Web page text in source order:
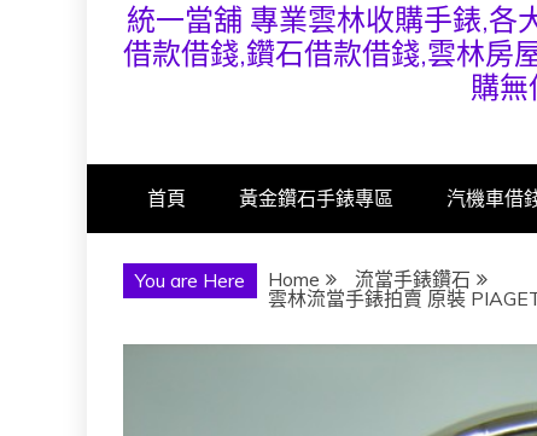
統一當舖 專業雲林收購手錶,各
借款借錢,鑽石借款借錢,雲林房
購
首頁 黃金鑽石手錶專區 汽機車借
You are Here Home
流當手錶鑽石
雲林流當手錶拍賣 原裝